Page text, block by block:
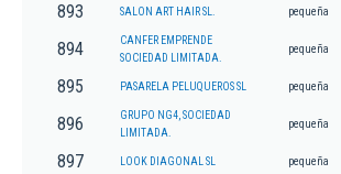
893 SALON ART HAIR SL. pequeña
894
CANFER EMPRENDE
SOCIEDAD LIMITADA.
pequeña
895 PASARELA PELUQUEROS SL pequeña
896
GRUPO NG4, SOCIEDAD
LIMITADA.
pequeña
897 LOOK DIAGONAL SL pequeña